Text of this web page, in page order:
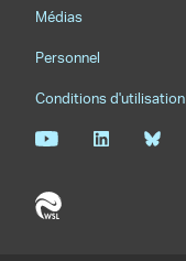
Médias
Personnel
Conditions d'utilisation